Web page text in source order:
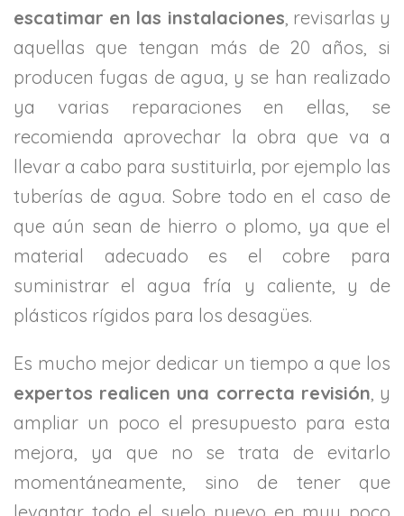
escatimar en las instalaciones, revisarlas y
aquellas que tengan más de 20 años, si
producen fugas de agua, y se han realizado
ya varias reparaciones en ellas, se
recomienda aprovechar la obra que va a
llevar a cabo para sustituirla, por ejemplo las
tuberías de agua. Sobre todo en el caso de
que aún sean de hierro o plomo, ya que el
material adecuado es el cobre para
suministrar el agua fría y caliente, y de
plásticos rígidos para los desagües.
Es mucho mejor dedicar un tiempo a que los
expertos realicen una correcta revisión, y
ampliar un poco el presupuesto para esta
mejora, ya que no se trata de evitarlo
momentáneamente, sino de tener que